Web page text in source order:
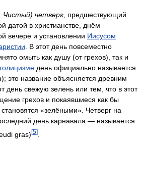
Чистый) четверг , предшествующий
датой в христианстве, днём
вечере и установлении Иисусом
. В этот день повсеместно
омыть как душу (от грехов), так и
день официально называется
это название объясняется древним
день свежую зелень или тем, что в этот
грехов и покаявшиеся как бы
«зелёными». Четверг на
день карнавала — называется
gras)[5]